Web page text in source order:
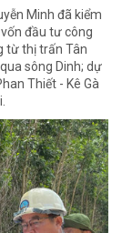
Minh đã kiểm
đầu tư công
từ thị trấn Tân
sông Dinh; dự
Thiết - Kê Gà